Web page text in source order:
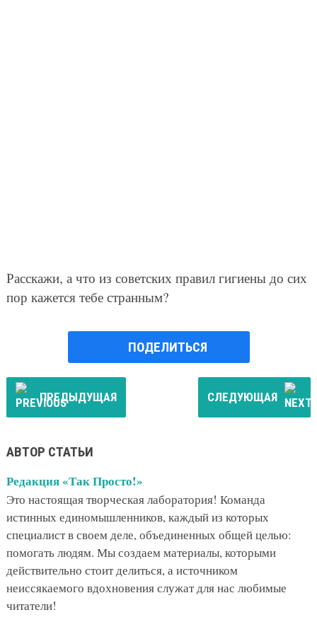
Расскажи, а что из советских правил гигиены до сих
пор кажется тебе странным?
ПОДЕЛИТЬСЯ
ПРЕДЫДУЩАЯ СЛЕДУЮЩАЯ
АВТОР СТАТЬИ
Редакция «Так Просто!»
Это настоящая творческая лаборатория! Команда
истинных единомышленников, каждый из которых
специалист в своем деле, объединенных общей целью:
помогать людям. Мы создаем материалы, которыми
действительно стоит делиться, а источником
неиссякаемого вдохновения служат для нас любимые
читатели!